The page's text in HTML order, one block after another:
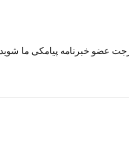
عضو خبرنامه پیامکی ما شوید.